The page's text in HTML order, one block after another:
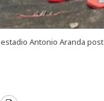
Antonio Aranda